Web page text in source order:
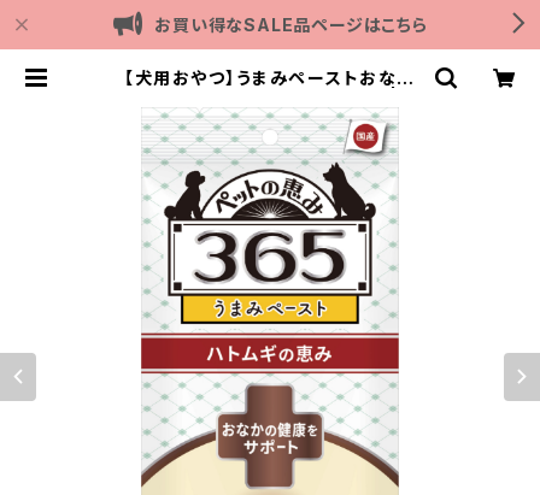
お買い得なSALE品ページはこちら
【犬用おやつ】うまみペーストおなか
utdoor with dog